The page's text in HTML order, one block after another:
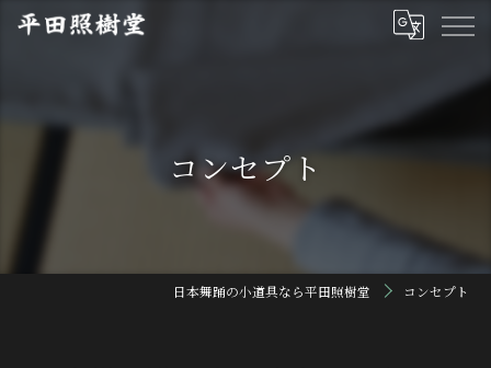
コンセプト
日本舞踊の小道具なら平田照樹堂 コンセプト